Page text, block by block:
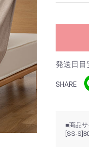
発送日目
SHARE
■商品
[SS-